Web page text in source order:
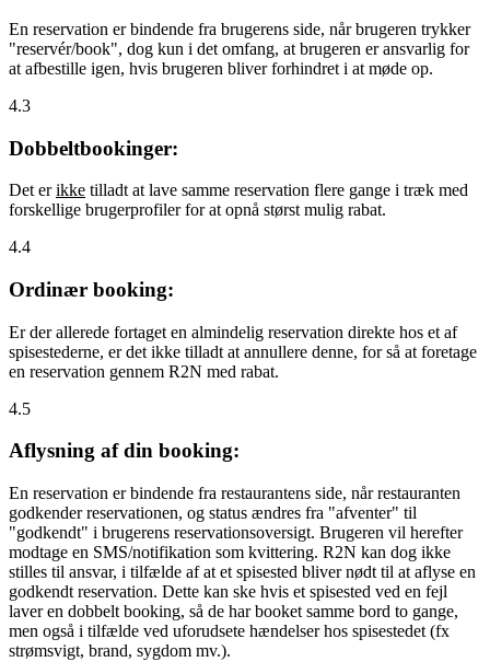
En reservation er bindende fra brugerens side, når brugeren trykker
"reservér/book", dog kun i det omfang, at brugeren er ansvarlig for
at afbestille igen, hvis brugeren bliver forhindret i at møde op.
4.3
Dobbeltbookinger:
Det erikke tilladt at lave samme reservation flere gange i træk med
forskellige brugerprofiler for at opnå størst mulig rabat.
4.4
Ordinær booking:
Er der allerede fortaget en almindelig reservation direkte hos et af
spisestederne, er det ikke tilladt at annullere denne, for så at foretage
en reservation gennem R2N med rabat.
4.5
Aflysning af din booking:
En reservation er bindende fra restaurantens side, når restauranten
godkender reservationen, og status ændres fra "afventer" til
"godkendt" i brugerens reservationsoversigt. Brugeren vil herefter
modtage en SMS/notifikation som kvittering. R2N kan dog ikke
stilles til ansvar, i tilfælde af at et spisested bliver nødt til at aflyse en
godkendt reservation. Dette kan ske hvis et spisested ved en fejl
laver en dobbelt booking, så de har booket samme bord to gange,
men også i tilfælde ved uforudsete hændelser hos spisestedet (fx
strømsvigt, brand, sygdom mv.).